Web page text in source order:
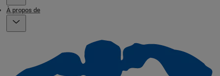
À propos de